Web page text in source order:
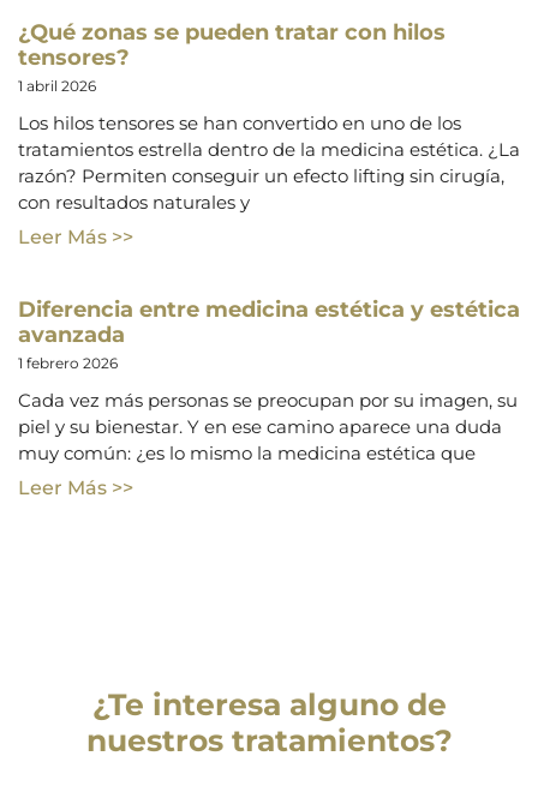
¿Qué zonas se pueden tratar con hilos
tensores?
1 abril 2026
Los hilos tensores se han convertido en uno de los
tratamientos estrella dentro de la medicina estética. ¿La
razón? Permiten conseguir un efecto lifting sin cirugía,
con resultados naturales y
Leer Más >>
Diferencia entre medicina estética y estética
avanzada
1 febrero 2026
Cada vez más personas se preocupan por su imagen, su
piel y su bienestar. Y en ese camino aparece una duda
muy común: ¿es lo mismo la medicina estética que
Leer Más >>
¿Te interesa alguno de
nuestros tratamientos?